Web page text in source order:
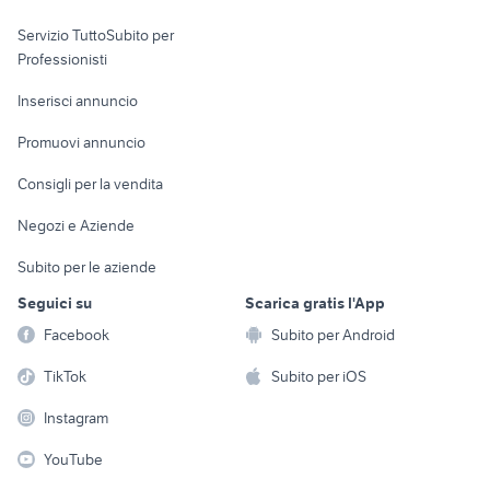
Informatica
Console e
Fotografia
Telefonia
Biciclette
Servizio TuttoSubito per
Professionisti
Inserisci annuncio
Promuovi annuncio
Consigli per la vendita
Negozi e Aziende
Subito per le aziende
Seguici su
Facebook
TikTok
Instagram
YouTube
Scarica gratis l'App
Subito per Android
Subito per iOS